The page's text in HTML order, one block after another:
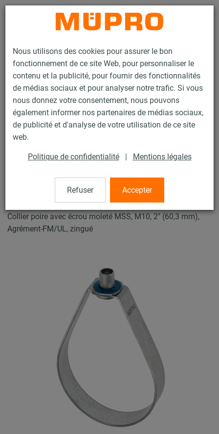
Nous utilisons des cookies pour assurer le bon
fonctionnement de ce site Web, pour personnaliser le
contenu et la publicité, pour fournir des fonctionnalités
de médias sociaux et pour analyser notre trafic. Si vous
nous donnez votre consentement, nous pouvons
également informer nos partenaires de médias sociaux,
de publicité et d'analyse de votre utilisation de ce site
web.
Politique de confidentialité | Mentions légales
Refuser Accepter
Contact
Produits Technique de fixation
Colliers
Collier poire avec écrou moleté MSS
Collier poire avec écrou moleté
MSS
Collier poire avec écrou moleté MSS, M10, 2" (60,3 mm),
Agrément-FM/UL, zingué